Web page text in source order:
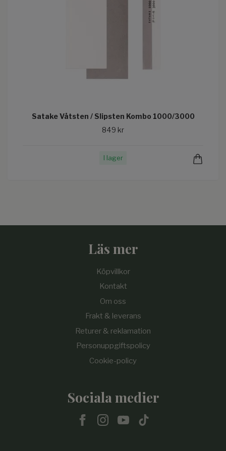
Satake Våtsten / Slipsten Kombo 1000/3000
849 kr
I lager
Läs mer
Köpvillkor
Kontakt
Om oss
Frakt & leverans
Returer & reklamation
Personuppgiftspolicy
Cookie-policy
Sociala medier